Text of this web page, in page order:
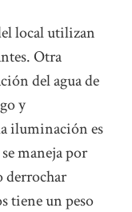
local utilizan
Otra
del agua de
y
iluminación es
maneja por
derrochar
tiene un peso